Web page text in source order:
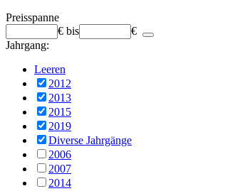
Preisspanne
€ bis
€
Jahrgang:
Leeren
2012
2013
2015
2019
Diverse Jahrgänge
2006
2007
2014